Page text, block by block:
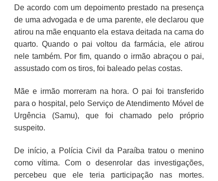
De acordo com um depoimento prestado na presença
de uma advogada e de uma parente, ele declarou que
atirou na mãe enquanto ela estava deitada na cama do
quarto. Quando o pai voltou da farmácia, ele atirou
nele também. Por fim, quando o irmão abraçou o pai,
assustado com os tiros, foi baleado pelas costas.
Mãe e irmão morreram na hora. O pai foi transferido
para o hospital, pelo Serviço de Atendimento Móvel de
Urgência (Samu), que foi chamado pelo próprio
suspeito.
De início, a Polícia Civil da Paraíba tratou o menino
como vítima. Com o desenrolar das investigações,
percebeu que ele teria participação nas mortes.